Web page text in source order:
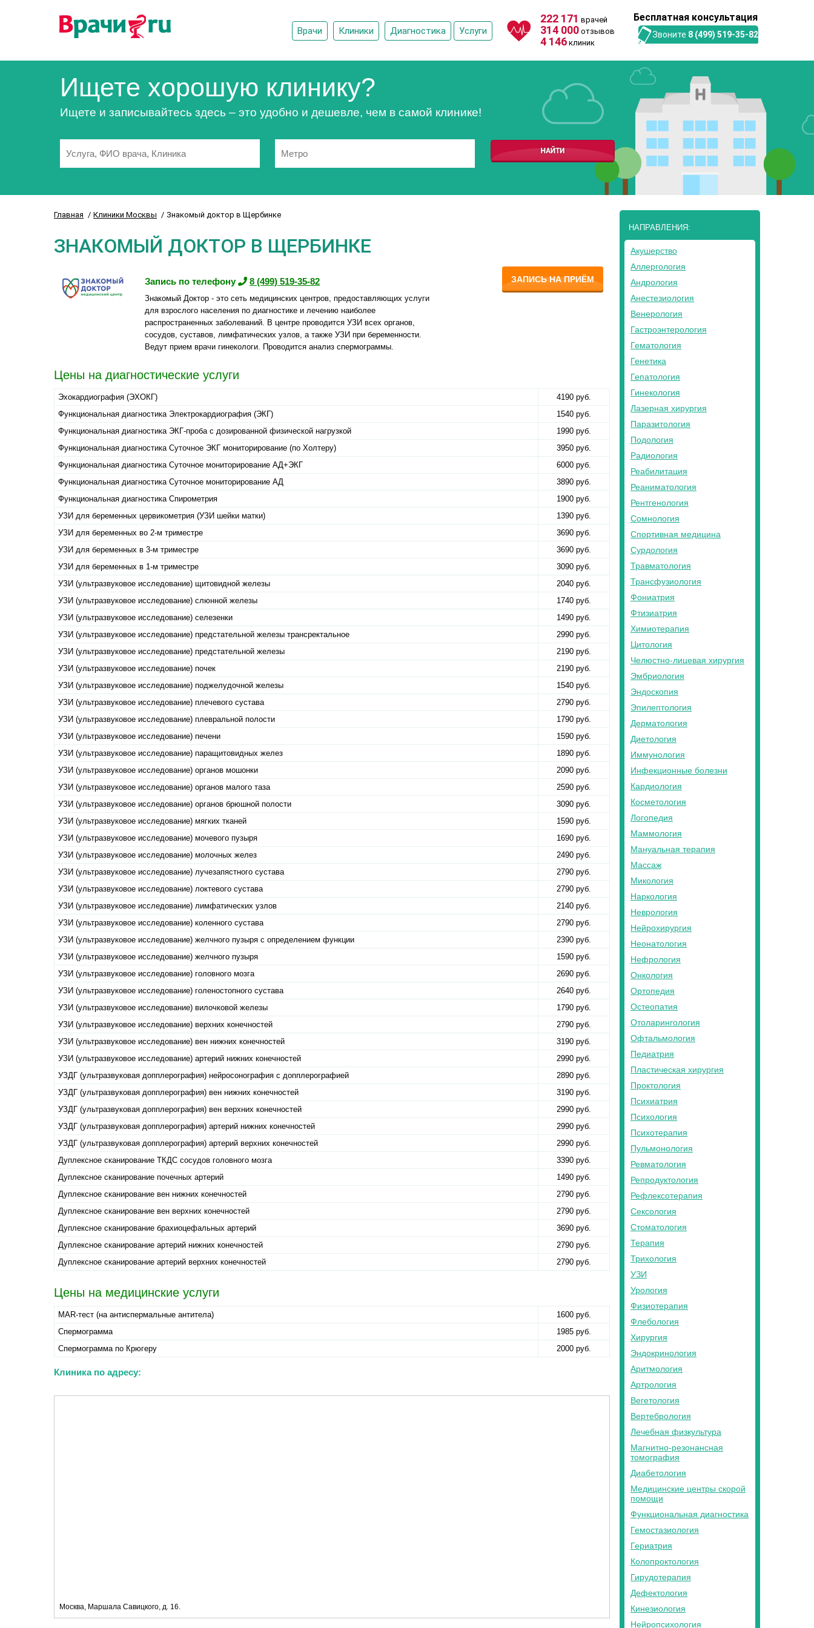
Врачи Клиники Диагностика Услуги
222 171 врачей
314 000 отзывов
4 146 клиник
Бесплатная консультация
Звоните 8 (499) 519-35-82
Ищете хорошую клинику?
Ищете и записывайтесь здесь – это удобно и дешевле, чем в самой клинике!
Главная Клиники Москвы Знакомый доктор в Щербинке
ЗНАКОМЫЙ ДОКТОР В ЩЕРБИНКЕ
Запись по телефону 8 (499) 519-35-82
Знакомый Доктор - это сеть медицинских центров, предоставляющих услуги
для взрослого населения по диагностике и лечению наиболее
распространенных заболеваний. В центре проводится УЗИ всех органов,
сосудов, суставов, лимфатических узлов, а также УЗИ при беременности.
Ведут прием врачи гинекологи. Проводится анализ спермограммы.
ЗАПИСЬ НА ПРИЁМ
Цены на диагностические услуги
Эхокардиография (ЭХОКГ)
4190 руб.
Функциональная диагностика Электрокардиография (ЭКГ)
1540 руб.
Функциональная диагностика ЭКГ-проба с дозированной физической нагрузкой
1990 руб.
Функциональная диагностика Суточное ЭКГ мониторирование (по Холтеру)
3950 руб.
Функциональная диагностика Суточное мониторирование АД+ЭКГ
6000 руб.
Функциональная диагностика Суточное мониторирование АД
3890 руб.
Функциональная диагностика Спирометрия
1900 руб.
УЗИ для беременных цервикометрия (УЗИ шейки матки)
1390 руб.
УЗИ для беременных во 2-м триместре
3690 руб.
УЗИ для беременных в 3-м триместре
3690 руб.
УЗИ для беременных в 1-м триместре
3090 руб.
УЗИ (ультразвуковое исследование) щитовидной железы
2040 руб.
УЗИ (ультразвуковое исследование) слюнной железы
1740 руб.
УЗИ (ультразвуковое исследование) селезенки
1490 руб.
УЗИ (ультразвуковое исследование) предстательной железы трансректальное
2990 руб.
УЗИ (ультразвуковое исследование) предстательной железы
2190 руб.
УЗИ (ультразвуковое исследование) почек
2190 руб.
УЗИ (ультразвуковое исследование) поджелудочной железы
1540 руб.
УЗИ (ультразвуковое исследование) плечевого сустава
2790 руб.
УЗИ (ультразвуковое исследование) плевральной полости
1790 руб.
УЗИ (ультразвуковое исследование) печени
1590 руб.
УЗИ (ультразвуковое исследование) паращитовидных желез
1890 руб.
УЗИ (ультразвуковое исследование) органов мошонки
2090 руб.
УЗИ (ультразвуковое исследование) органов малого таза
2590 руб.
УЗИ (ультразвуковое исследование) органов брюшной полости
3090 руб.
УЗИ (ультразвуковое исследование) мягких тканей
1590 руб.
УЗИ (ультразвуковое исследование) мочевого пузыря
1690 руб.
УЗИ (ультразвуковое исследование) молочных желез
2490 руб.
УЗИ (ультразвуковое исследование) лучезапястного сустава
2790 руб.
УЗИ (ультразвуковое исследование) локтевого сустава
2790 руб.
УЗИ (ультразвуковое исследование) лимфатических узлов
2140 руб.
УЗИ (ультразвуковое исследование) коленного сустава
2790 руб.
УЗИ (ультразвуковое исследование) желчного пузыря с определением функции
2390 руб.
УЗИ (ультразвуковое исследование) желчного пузыря
1590 руб.
УЗИ (ультразвуковое исследование) головного мозга
2690 руб.
УЗИ (ультразвуковое исследование) голеностопного сустава
2640 руб.
УЗИ (ультразвуковое исследование) вилочковой железы
1790 руб.
УЗИ (ультразвуковое исследование) верхних конечностей
2790 руб.
УЗИ (ультразвуковое исследование) вен нижних конечностей
3190 руб.
УЗИ (ультразвуковое исследование) артерий нижних конечностей
2990 руб.
УЗДГ (ультразвуковая допплерография) нейросонография с допплерографией
2890 руб.
УЗДГ (ультразвуковая допплерография) вен нижних конечностей
3190 руб.
УЗДГ (ультразвуковая допплерография) вен верхних конечностей
2990 руб.
УЗДГ (ультразвуковая допплерография) артерий нижних конечностей
2990 руб.
УЗДГ (ультразвуковая допплерография) артерий верхних конечностей
2990 руб.
Дуплексное сканирование ТКДС сосудов головного мозга
3390 руб.
Дуплексное сканирование почечных артерий
1490 руб.
Дуплексное сканирование вен нижних конечностей
2790 руб.
Дуплексное сканирование вен верхних конечностей
2790 руб.
Дуплексное сканирование брахиоцефальных артерий
3690 руб.
Дуплексное сканирование артерий нижних конечностей
2790 руб.
Дуплексное сканирование артерий верхних конечностей
2790 руб.
Цены на медицинские услуги
MAR-тест (на антиспермальные антитела)
1600 руб.
Спермограмма
1985 руб.
Спермограмма по Крюгеру
2000 руб.
Клиника по адресу:
Москва, Маршала Савицкого, д. 16.
НАПРАВЛЕНИЯ:
Акушерство
Аллергология
Андрология
Анестезиология
Венерология
Гастроэнтерология
Гематология
Генетика
Гепатология
Гинекология
Лазерная хирургия
Паразитология
Подология
Радиология
Реабилитация
Реаниматология
Рентгенология
Сомнология
Спортивная медицина
Сурдология
Травматология
Трансфузиология
Фониатрия
Фтизиатрия
Химиотерапия
Цитология
Челюстно-лицевая хирургия
Эмбриология
Эндоскопия
Эпилептология
Дерматология
Диетология
Иммунология
Инфекционные болезни
Кардиология
Косметология
Логопедия
Маммология
Мануальная терапия
Массаж
Микология
Наркология
Неврология
Нейрохирургия
Неонатология
Нефрология
Онкология
Ортопедия
Остеопатия
Отоларингология
Офтальмология
Педиатрия
Пластическая хирургия
Проктология
Психиатрия
Психология
Психотерапия
Пульмонология
Ревматология
Репродуктология
Рефлексотерапия
Сексология
Стоматология
Терапия
Трихология
УЗИ
Урология
Физиотерапия
Флебология
Хирургия
Эндокринология
Аритмология
Артрология
Вегетология
Вертебрология
Лечебная физкультура
Магнитно-резонансная
томография
Диабетология
Медицинские центры скорой
помощи
Функциональная диагностика
Гемостазиология
Гериатрия
Колопроктология
Гирудотерапия
Дефектология
Кинезиология
Нейропсихология